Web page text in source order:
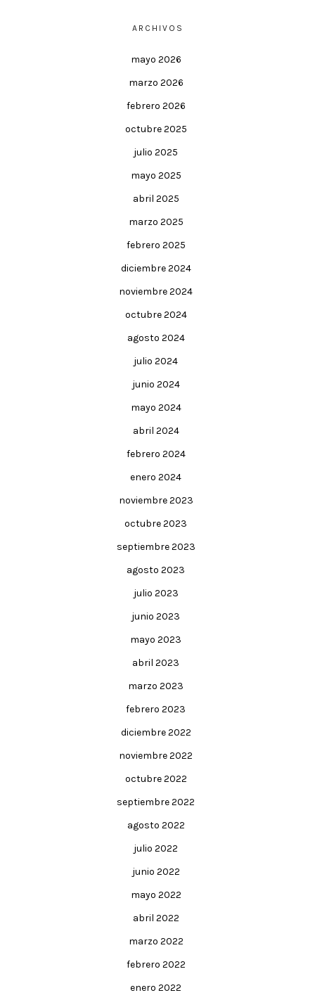
ARCHIVOS
mayo 2026
marzo 2026
febrero 2026
octubre 2025
julio 2025
mayo 2025
abril 2025
marzo 2025
febrero 2025
diciembre 2024
noviembre 2024
octubre 2024
agosto 2024
julio 2024
junio 2024
mayo 2024
abril 2024
febrero 2024
enero 2024
noviembre 2023
octubre 2023
septiembre 2023
agosto 2023
julio 2023
junio 2023
mayo 2023
abril 2023
marzo 2023
febrero 2023
diciembre 2022
noviembre 2022
octubre 2022
septiembre 2022
agosto 2022
julio 2022
junio 2022
mayo 2022
abril 2022
marzo 2022
febrero 2022
enero 2022